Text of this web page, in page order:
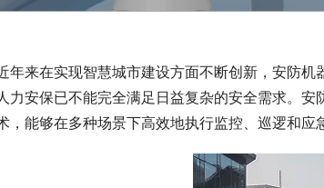
年来在实现智慧城市建设方面不断创新，安防
力安保已不能完全满足日益复杂的安全需求。
，能够在多种场景下高效地执行监控、巡逻和应